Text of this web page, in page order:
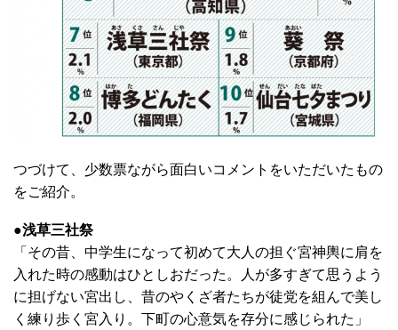
つづけて、少数票ながら面白いコメントをいただいたもの
をご紹介。
●浅草三社祭
「その昔、中学生になって初めて大人の担ぐ宮神輿に肩を
入れた時の感動はひとしおだった。人が多すぎて思うよう
に担げない宮出し、昔のやくざ者たちが徒党を組んで美し
く練り歩く宮入り。下町の心意気を存分に感じられた」